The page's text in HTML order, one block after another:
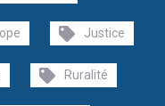
Justice
Ruralité